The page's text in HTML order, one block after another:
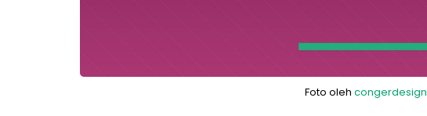
Foto oleh congerdesign